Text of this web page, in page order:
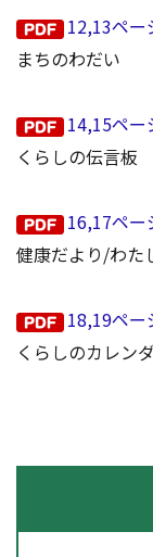
12,13ペー
まちのわだい
14,15ペー
くらしの伝言板
16,17ペー
健康だより/わた
18,19ペー
くらしのカレン